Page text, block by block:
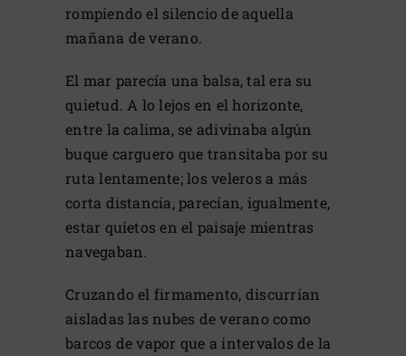
rompiendo el silencio de aquella
mañana de verano.
El mar parecía una balsa, tal era su
quietud. A lo lejos en el horizonte,
entre la calima, se adivinaba algún
buque carguero que transitaba por su
ruta lentamente; los veleros a más
corta distancia, parecían, igualmente,
estar quietos en el paisaje mientras
navegaban.
Cruzando el firmamento, discurrían
aisladas las nubes de verano como
barcos de vapor que a intervalos de la